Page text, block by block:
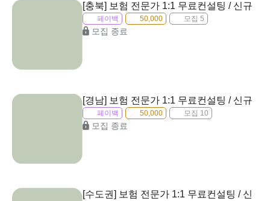
[충북] 보험 전문가 1:1 무료컨설팅 / 신규
페이백 50,000 모집 5
모집 종료
[경남] 보험 전문가 1:1 무료컨설팅 / 신규
페이백 50,000 모집 10
모집 종료
[수도권] 보험 전문가 1:1 무료컨설팅 / 신